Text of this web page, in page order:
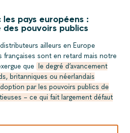
pays européens :
des pouvoirs publics
ailleurs en Europe
françaises sont en retard mais notre
que
le degré d’avancement
britanniques ou néerlandais
par les pouvoirs publics de
– ce qui fait largement défaut